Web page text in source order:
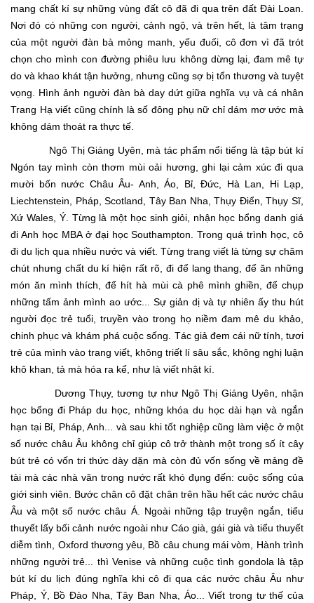
mang chất kí sự những vùng đất cô đã đi qua trên đất Đài Loan.
Nơi đó có những con người, cảnh ngộ, và trên hết, là tâm trạng
của một người đàn bà mỏng manh, yếu đuối, cô đơn vì đã trót
chọn cho mình con đường phiêu lưu không dừng lại, đam mê tự
do và khao khát tận hưởng, nhưng cũng sợ bị tổn thương và tuyệt
vọng. Hình ảnh người đàn bà day dứt giữa nghĩa vụ và cá nhân
Trang Hạ viết cũng chính là số đông phụ nữ chỉ dám mơ ước mà
không dám thoát ra thực tế.
Ngô Thị Giáng Uyên, mà tác phẩm nổi tiếng là tập bút kí
Ngón tay mình còn thơm mùi oải hương, ghi lại cảm xúc đi qua
mười bốn nước Châu Âu- Anh, Áo, Bỉ, Đức, Hà Lan, Hi Lạp,
Liechtenstein, Pháp, Scotland, Tây Ban Nha, Thụy Điển, Thụy Sĩ,
Xứ Wales, Ý. Từng là một học sinh giỏi, nhận học bổng danh giá
đi Anh học MBA ở đại học Southampton. Trong quá trình học, cô
đi du lịch qua nhiều nước và viết. Từng trang viết là từng sự chăm
chút nhưng chất du kí hiện rất rõ, đi để lang thang, để ăn những
món ăn mình thích, để hít hà mùi cà phê mình ghiền, để chụp
những tấm ảnh mình ao ước... Sự giản dị và tự nhiên ấy thu hút
người đọc trẻ tuổi, truyền vào trong họ niềm đam mê du khảo,
chinh phục và khám phá cuộc sống. Tác giả đem cái nữ tính, tươi
trẻ của mình vào trang viết, không triết lí sâu sắc, không nghị luận
khô khan, tả mà hóa ra kể, như là viết nhật kí.
Dương Thụy, tương tự như Ngô Thị Giáng Uyên, nhận
học bổng đi Pháp du học, những khóa du học dài hạn và ngắn
hạn tại Bỉ, Pháp, Anh... và sau khi tốt nghiệp cũng làm việc ở một
số nước châu Âu không chỉ giúp cô trở thành một trong số ít cây
bút trẻ có vốn tri thức dày dặn mà còn đủ vốn sống về mảng đề
tài mà các nhà văn trong nước rất khó đụng đến: cuộc sống của
giới sinh viên. Bước chân cô đặt chân trên hầu hết các nước châu
Âu và một số nước châu Á. Ngoài những tập truyện ngắn, tiểu
thuyết lấy bối cảnh nước ngoài như Cáo già, gái già và tiểu thuyết
diễm tình, Oxford thương yêu, Bồ câu chung mái vòm, Hành trình
những người trẻ... thì Venise và những cuộc tình gondola là tập
bút kí du lịch đúng nghĩa khi cô đi qua các nước châu Âu như
Pháp, Ý, Bồ Đào Nha, Tây Ban Nha, Áo... Viết trong tư thế của